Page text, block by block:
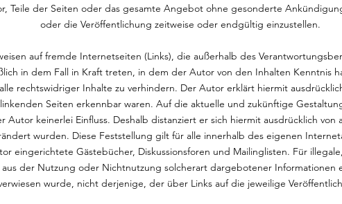
Teile der Seiten oder das gesamte Angebot ohne gesonderte
oder die Veröffentlichung zeitweise oder endgültig einzustellen.
auf fremde Internetseiten (Links), die außerhalb des
in dem Fall in Kraft treten, in dem der Autor von den Inhalten Kenntnis
rechtswidriger Inhalte zu verhindern. Der Autor erklärt hiermit
Seiten erkennbar waren. Auf die aktuelle und zukünftige
keinerlei Einfluss. Deshalb distanziert er sich hiermit ausdrücklich
wurden. Diese Feststellung gilt für alle innerhalb des eigenen
eingerichtete Gästebücher, Diskussionsforen und Mailinglisten. Für
der Nutzung oder Nichtnutzung solcherart dargebotener
wurde, nicht derjenige, der über Links auf die jeweilige